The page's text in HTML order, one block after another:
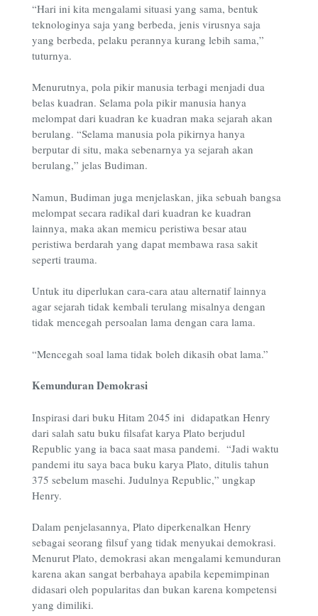
“Hari ini kita mengalami situasi yang sama, bentuk
teknologinya saja yang berbeda, jenis virusnya saja
yang berbeda, pelaku perannya kurang lebih sama,”
tuturnya.
Menurutnya, pola pikir manusia terbagi menjadi dua
belas kuadran. Selama pola pikir manusia hanya
melompat dari kuadran ke kuadran maka sejarah akan
berulang. “Selama manusia pola pikirnya hanya
berputar di situ, maka sebenarnya ya sejarah akan
berulang,” jelas Budiman.
Namun, Budiman juga menjelaskan, jika sebuah bangsa
melompat secara radikal dari kuadran ke kuadran
lainnya, maka akan memicu peristiwa besar atau
peristiwa berdarah yang dapat membawa rasa sakit
seperti trauma.
Untuk itu diperlukan cara-cara atau alternatif lainnya
agar sejarah tidak kembali terulang misalnya dengan
tidak mencegah persoalan lama dengan cara lama.
“Mencegah soal lama tidak boleh dikasih obat lama.”
Kemunduran Demokrasi
Inspirasi dari buku Hitam 2045 ini didapatkan Henry
dari salah satu buku filsafat karya Plato berjudul
Republic yang ia baca saat masa pandemi. “Jadi waktu
pandemi itu saya baca buku karya Plato, ditulis tahun
375 sebelum masehi. Judulnya Republic,” ungkap
Henry.
Dalam penjelasannya, Plato diperkenalkan Henry
sebagai seorang filsuf yang tidak menyukai demokrasi.
Menurut Plato, demokrasi akan mengalami kemunduran
karena akan sangat berbahaya apabila kepemimpinan
didasari oleh popularitas dan bukan karena kompetensi
yang dimiliki.